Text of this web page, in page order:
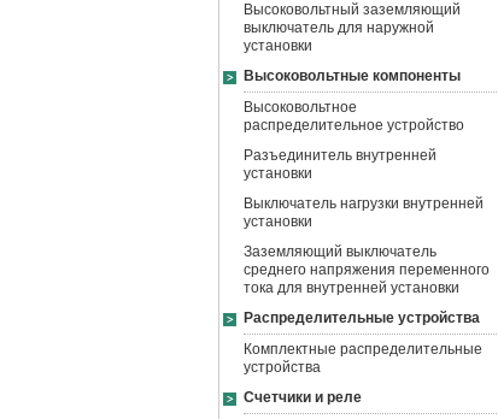
Высоковольтный заземляющий
выключатель для наружной
установки
Высоковольтные компоненты
Высоковольтное
распределительное устройство
Разъединитель внутренней
установки
Выключатель нагрузки внутренней
установки
Заземляющий выключатель
среднего напряжения переменного
тока для внутренней установки
Распределительные устройства
Комплектные распределительные
устройства
Счетчики и реле